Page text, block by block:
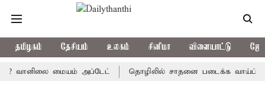
தமிழகம் தேசியம் உலகம் சினிமா விளையாட்டு
மையம் அப்டேட் தொழிலில் சாதனை படைக்க வாய்ப்பு...